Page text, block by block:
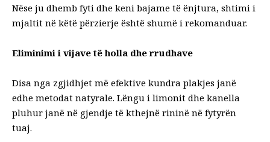
Nëse ju dhemb fyti dhe keni bajame të ënjtura, shtimi i
mjaltit në këtë përzierje është shumë i rekomanduar.
Eliminimi i vijave të holla dhe rrudhave
Disa nga zgjidhjet më efektive kundra plakjes janë
edhe metodat natyrale. Lëngu i limonit dhe kanella
pluhur janë në gjendje të kthejnë rininë në fytyrën
tuaj.